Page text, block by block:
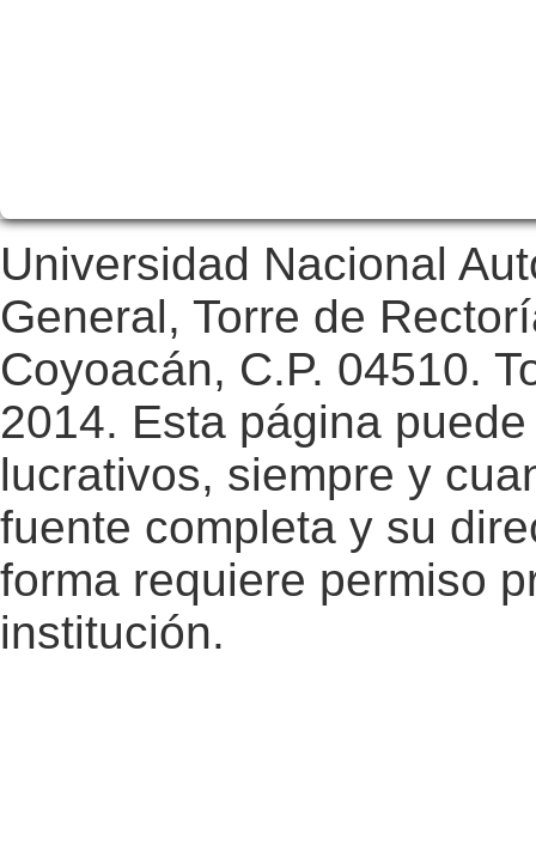
Universidad Nacional
General, Torre de
Coyoacán, C.P. 04510.
2014. Esta página
lucrativos, siempre y
fuente completa y su
forma requiere permiso
institución.